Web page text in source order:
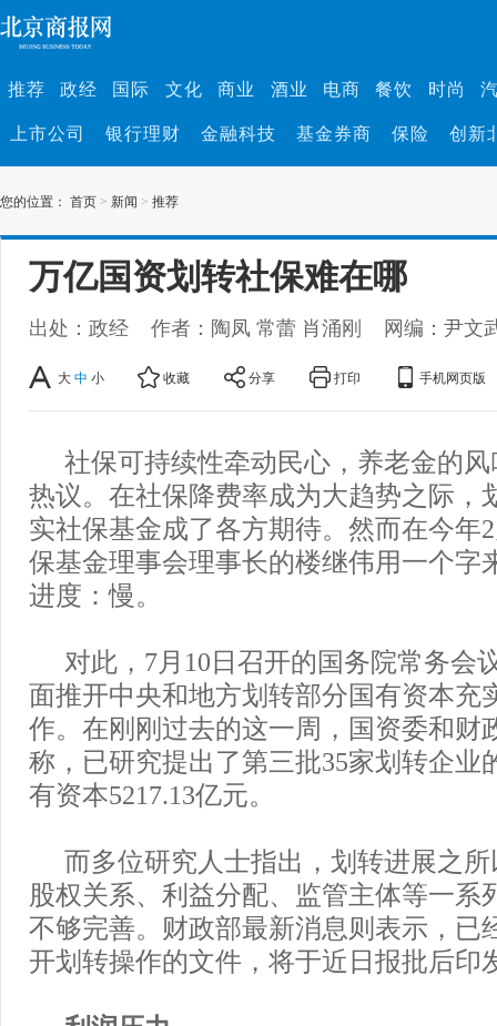
推荐 政经 国际 文化 商业 酒业 电商 餐饮 时尚
上市公司 银行理财 金融科技 基金券商 保险 创新
您的位置： 首页 > 新闻 > 推荐
万亿国资划转社保难在哪
出处：政经 作者：陶凤 常蕾 肖涌刚 网编：尹文
大 中 小 收藏 分享 打印 手机网页版
社保可持续性牵动民心，养老金的
热议。在社保降费率成为大趋势之际，
实社保基金成了各方期待。然而在今年
保基金理事会理事长的楼继伟用一个字
进度：慢。
对此，7月10日召开的国务院常务会
面推开中央和地方划转部分国有资本充
作。在刚刚过去的这一周，国资委和财
称，已研究提出了第三批35家划转企业
有资本5217.13亿元。
而多位研究人士指出，划转进展之
股权关系、利益分配、监管主体等一系
不够完善。财政部最新消息则表示，已
开划转操作的文件，将于近日报批后印